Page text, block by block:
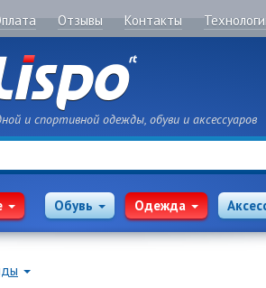
Отзывы Контакты
и спортивной одежды, обуви и аксессуаров
Обувь Одежда